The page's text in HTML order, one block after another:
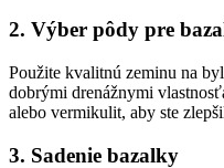
2. Výber pôdy pre
Použite kvalitnú zeminu na
dobrými drenážnymi
alebo vermikulit, aby ste
3. Sadenie bazalky